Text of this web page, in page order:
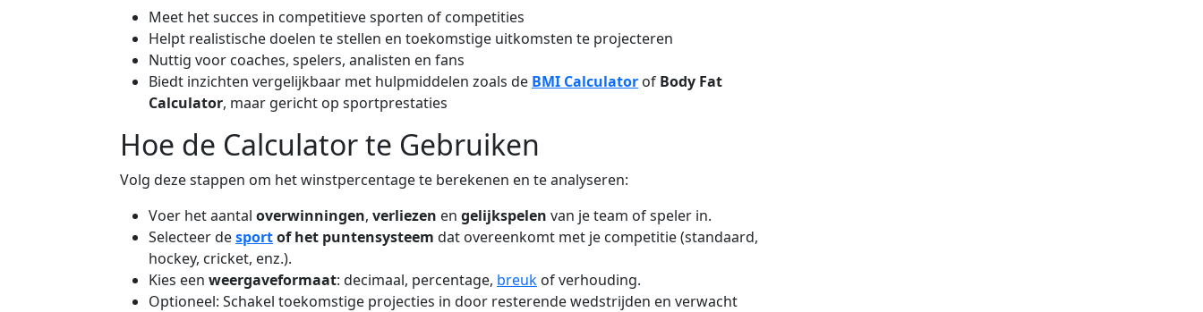
Meet het succes in competitieve sporten of competities
Helpt realistische doelen te stellen en toekomstige uitkomsten te projecteren
Nuttig voor coaches, spelers, analisten en fans
Biedt inzichten vergelijkbaar met hulpmiddelen zoals de BMI Calculator of Body Fat
Calculator, maar gericht op sportprestaties
Hoe de Calculator te Gebruiken
Volg deze stappen om het winstpercentage te berekenen en te analyseren:
Voer het aantal overwinningen, verliezen en gelijkspelen van je team of speler in.
Selecteer desportof het puntensysteem dat overeenkomt met je competitie (standaard,
hockey, cricket, enz.).
Kies een weergaveformaat: decimaal, percentage, breuk of verhouding.
Optioneel: Schakel toekomstige projecties in door resterende wedstrijden en verwacht